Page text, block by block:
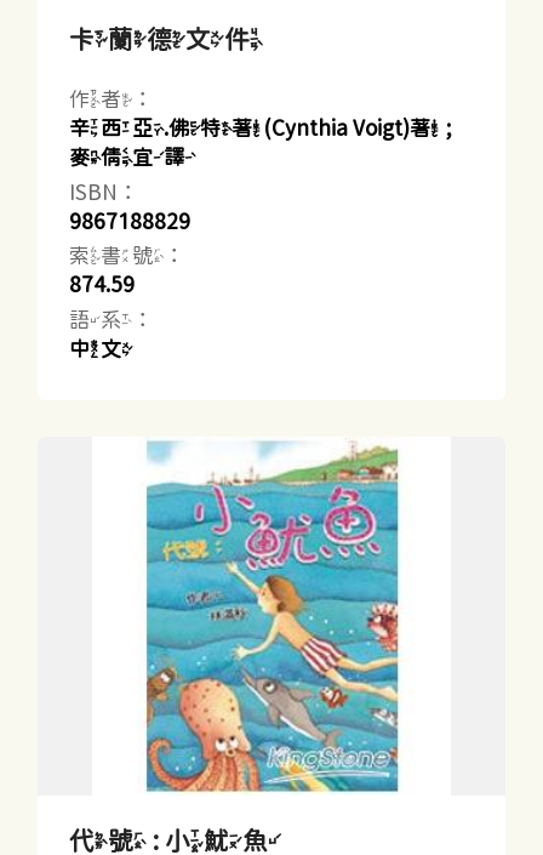
卡蘭德文件
作者：
辛西亞.佛特著(Cynthia Voigt)著 ;
麥倩宜譯
ISBN：
9867188829
索書號：
874.59
語系：
中文
代號 : 小魷魚